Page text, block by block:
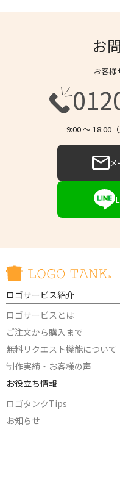
お
お客様
9:00 〜 18:00
メ
ロゴサービス紹介
ロゴサービスとは
ご注文から購入まで
無料リクエスト機能について
制作実績・お客様の声
お役立ち情報
ロゴタンクTips
お知らせ